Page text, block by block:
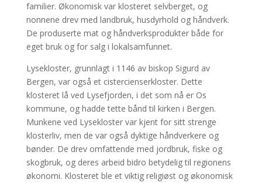
familier. Økonomisk var klosteret selvberget, og
nonnene drev med landbruk, husdyrhold og håndverk.
De produserte mat og håndverksprodukter både for
eget bruk og for salg i lokalsamfunnet.
Lysekloster, grunnlagt i 1146 av biskop Sigurd av
Bergen, var også et cistercienserkloster. Dette
klosteret lå ved Lysefjorden, i det som nå er Os
kommune, og hadde tette bånd til kirken i Bergen.
Munkene ved Lysekloster var kjent for sitt strenge
klosterliv, men de var også dyktige håndverkere og
bønder. De drev omfattende med jordbruk, fiske og
skogbruk, og deres arbeid bidro betydelig til regionens
økonomi. Klosteret ble et viktig religiøst og økonomisk